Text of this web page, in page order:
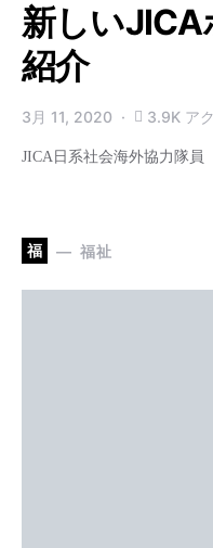
新しい
紹介
3月 11, 2020 3.9K ア
JICA日系社会海外協力隊員
福 福祉